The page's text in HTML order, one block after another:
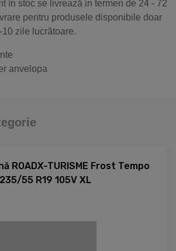
în stoc se livrează in termen de 24 - 72
pentru produsele disponibile doar
10 zile lucrătoare.
anvelopa
ROADX-TURISME Frost Tempo
235/55 R19 105V XL